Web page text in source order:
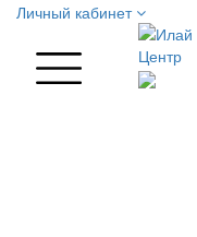
Личный кабинет